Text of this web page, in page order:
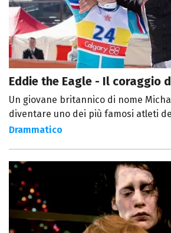
Eddie the Eagle - Il coraggio
Un giovane britannico di nome
diventare uno dei più famosi atleti
Drammatico